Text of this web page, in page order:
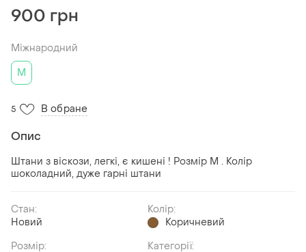
900 грн
Міжнародний
M
5 В обране
Опис
Штани з віскози, легкі, є кишені ! Розмір М . Колір
шоколадний, дуже гарні штани
Стан:
Новий
Колір:
Коричневий
Розмір:
Категорії: